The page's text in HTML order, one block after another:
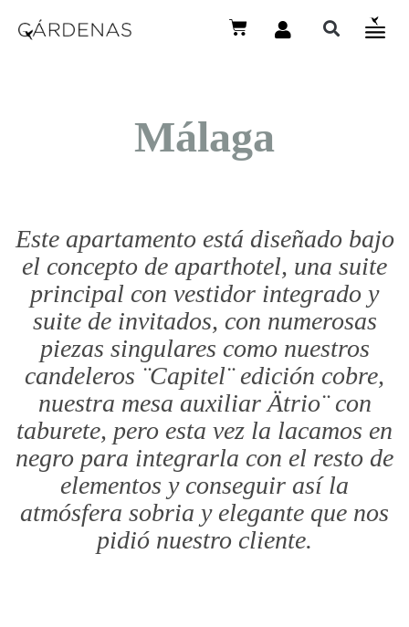
Málaga
Este apartamento está diseñado bajo
el concepto de aparthotel, una suite
principal con vestidor integrado y
suite de invitados, con numerosas
piezas singulares como nuestros
candeleros ¨Capitel¨ edición cobre,
nuestra mesa auxiliar Ätrio¨ con
taburete, pero esta vez la lacamos en
negro para integrarla con el resto de
elementos y conseguir así la
atmósfera sobria y elegante que nos
pidió nuestro cliente.